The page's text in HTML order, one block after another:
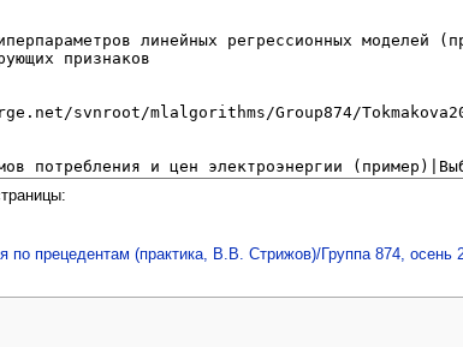
по прецедентам (практика, В.В. Стрижов)/Группа 874, осень